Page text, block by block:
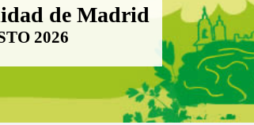
de Madrid
de Madrid
2026